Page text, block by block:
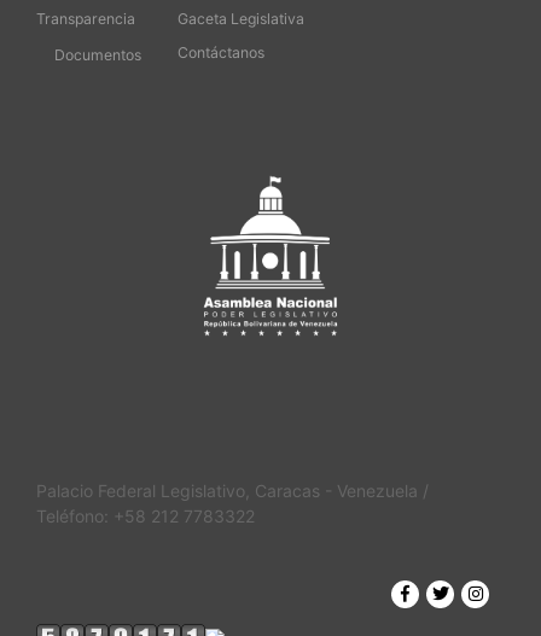
Transparencia
Documentos
Gaceta Legislativa
Contáctanos
Palacio Federal Legislativo, Caracas - Venezuela /
Teléfono: +58 212 7783322